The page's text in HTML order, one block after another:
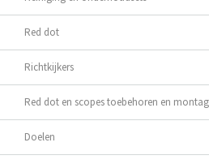
Red dot
Richtkijkers
Red dot en scopes toebehoren en
Doelen